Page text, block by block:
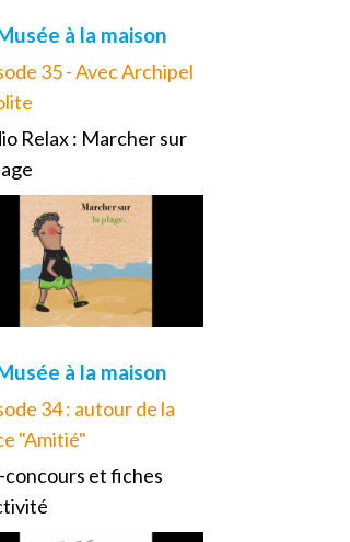
à la maison
35 - Avec Archipel
Relax : Marcher sur
à la maison
34 : autour de la
"Amitié"
concours et fiches